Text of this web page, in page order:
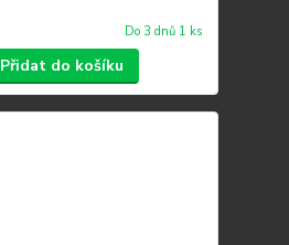
Do 3 dnů 1 ks
Přidat do košíku